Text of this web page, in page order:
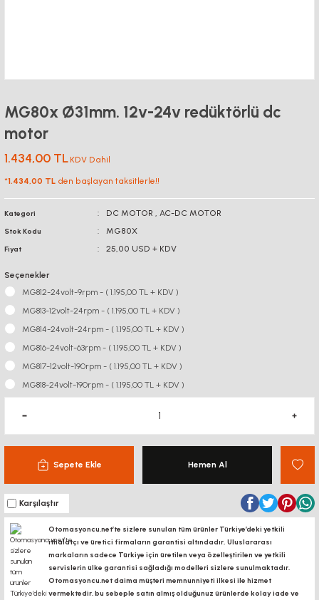
MG80x Ø31mm. 12v-24v redüktörlü dc
motor
1.434,00 TL KDV Dahil
*1.434,00 TL den başlayan taksitlerle!!
Kategori DC MOTOR , AC-DC MOTOR
Stok Kodu MG80X
Fiyat 25,00 USD + KDV
Seçenekler
MG812-24volt-9rpm - ( 1.195,00 TL + KDV )
MG813-12volt-24rpm - ( 1.195,00 TL + KDV )
MG814-24volt-24rpm - ( 1.195,00 TL + KDV )
MG816-24volt-63rpm - ( 1.195,00 TL + KDV )
MG817-12volt-190rpm - ( 1.195,00 TL + KDV )
MG818-24volt-190rpm - ( 1.195,00 TL + KDV )
Sepete Ekle Hemen Al
Karşılaştır
Otomasyoncu.net’te sizlere sunulan tüm ürünler Türkiye’deki yetkili
ithalatçı ve üretici firmaların garantisi altındadır, Uluslararası
markaların sadece Türkiye için üretilen veya özelleştirilen ve yetkili
servislerin ülke garantisi sağladığı modelleri sizlere sunulmaktadır.
Otomasyoncu.net daima müşteri memnunniyeti ilkesi ile hizmet
vermektedir. bu sebeple satın almış olduğunuz ürünlerde kolay iade ve